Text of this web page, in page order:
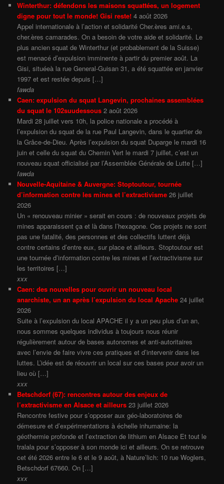
Winterthur: défendons les maisons squattées, un logement
digne pour tout le monde! Gisi reste! 4 août 2026
Appel internationale à l’action et solidarité Cher.ères ami.e.s,
cher.ères camarades. On a besoin de votre aide et solidarité. Le
plus ancien squat de Winterthur (et probablement de la Suisse)
est menacé d’expulsion imminente à partir du premier août. La
Gisi, situéeà la rue General-Guisan 31, a été squattée en janvier
1997 et est restée depuis […]
fawda
Caen: expulsion du squat Langevin, prochaines assemblées
du squat le 102suudessous 2 août 2026
Mardi 28 juillet vers 10h, la police nationale a procédé à
l’expulsion du squat de la rue Paul Langevin, dans le quartier de
la Grâce-de-Dieu. Après l’expulsion du squat Duparge le mardi 16
juin et celle du squat du Chemin Vert le mardi 7 juillet, c’est un
nouveau squat officialisé par l’Assemblée Générale de Lutte […]
fawda
Nouvelle-Aquitaine & Auvergne: Stoptoutour, tournée
d’information contre les mines et l’extractivisme 26 juillet
2026
Un « renouveau minier » serait en cours : de nouveaux projets de
mines apparaissent ça et là dans l’hexagone. Ces projets ne sont
pas une fatalité, des personnes et des collectifs luttent déjà
contre certains d’entre eux, sur place et ailleurs. Stoptoutour est
une tournée d’information contre les mines et l’extractivisme sur
les territoires […]
xxx
Caen: des nouvelles pour ouvrir un nouveau local
anarchiste, un an après l’expulsion du local Apache 24 juillet
2026
Suite à l’expulsion du local APACHE il y a un peu plus d’un an,
nous sommes quelques individus à toujours nous réunir
régulièrement autour de bases autonomes et anti-autoritaires
avec l’envie de faire vivre ces pratiques et d’intervenir dans les
luttes. L’idée est de réouvrir un local sur ces bases pour avoir un
lieu où […]
xxx
Betschdorf (67): rencontres autour des enjeux de
l’extractivisme en Alsace et ailleurs 23 juillet 2026
Rencontre festive pour s’opposer aux géo-laboratoires de
démesure et d’expérimentations à échelle inhumaine: la
géothermie profonde et l’extraction de lithium en Alsace Et tout le
tralala pour s’opposer à son monde ici et ailleurs. On se retrouve
cet été 2026 entre le 6 et le 9 août, à Nature’lich: 10 rue Woglers,
Betschdorf 67660. On […]
xxx